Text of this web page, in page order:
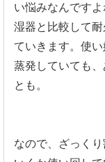
い悩みなんです
湿器と比較して
ていきます。使
蒸発していても
とも。
なので、ざっく